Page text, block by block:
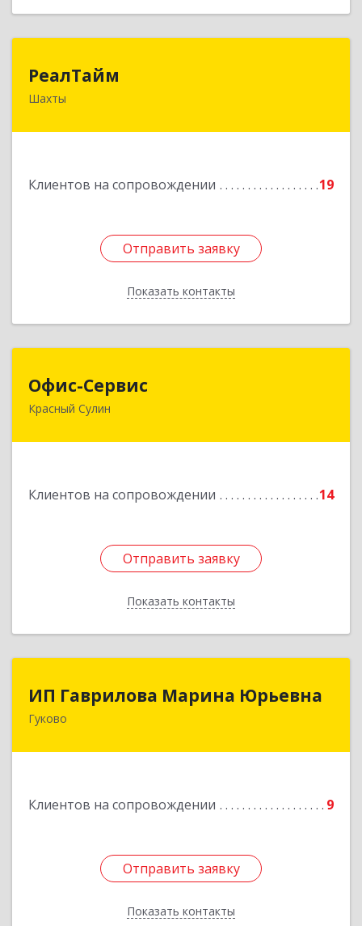
РеалТайм
Шахты
Клиентов на сопровождении 19
Отправить заявку
Показать контакты
Отправить заявку
Назад
Офис-Сервис
Красный Сулин
Клиентов на сопровождении 14
Отправить заявку
Показать контакты
346350, Ростовская обл, р-н Красносулинский,
Отправить заявку
Назад
ИП Гаврилова Марина Юрьевна
Гуково
Клиентов на сопровождении 9
Отправить заявку
Показать контакты
Отправить заявку
Назад